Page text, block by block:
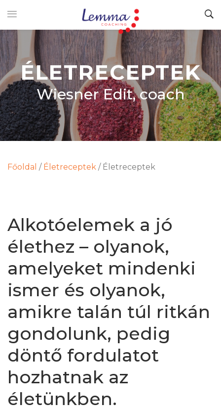
ÉLETRECEPTEK
Wiesner Edit, coach
Főoldal / Életreceptek / Életreceptek
Alkotóelemek a jó
élethez – olyanok,
amelyeket mindenki
ismer és olyanok,
amikre talán túl ritkán
gondolunk, pedig
döntő fordulatot
hozhatnak az
életünkben.